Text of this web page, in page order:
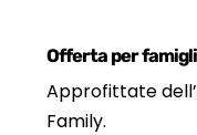
Offerta per
Approfittate
Family.